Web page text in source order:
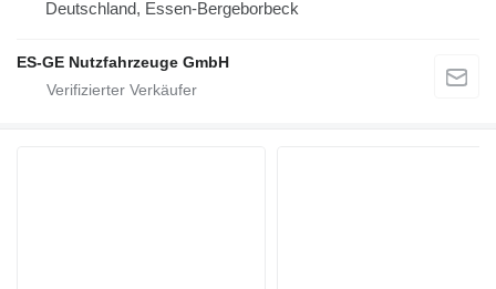
Deutschland, Essen-Bergeborbeck
ES-GE Nutzfahrzeuge GmbH